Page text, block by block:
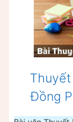
Thuyết
Đồng